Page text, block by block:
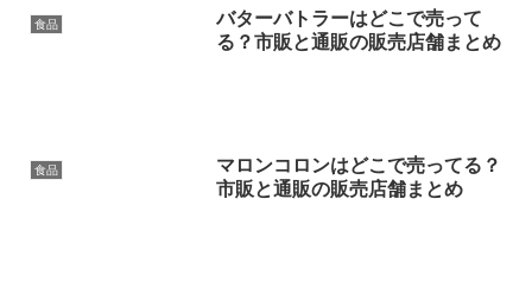
食品
バターバトラーはどこで売って
る？市販と通販の販売店舗まとめ
食品
マロンコロンはどこで売ってる？
市販と通販の販売店舗まとめ